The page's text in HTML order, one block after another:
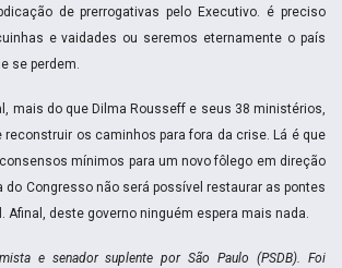
de prerrogativas pelo Executivo. é preciso
e vaidades ou seremos eternamente o país
se perdem.
mais do que Dilma Rousseff e seus 38 ministérios,
os caminhos para fora da crise. Lá é que
mínimos para um novo fôlego em direção
do Congresso não será possível restaurar as pontes
Afinal, deste governo ninguém espera mais nada.
e senador suplente por São Paulo (PSDB). Foi